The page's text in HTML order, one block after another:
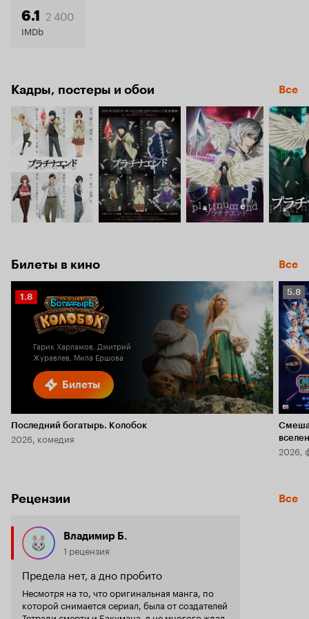
6.1 2 400
IMDb
Кадры, постеры и обои Все
Билеты в кино Все
Билеты
Рейтинг
Кинопоиска
1.8
Гарик Харламов, Дмитрий
Журавлев, Мила Ершова
Последний богатырь. Колобок
2026, комедия
5.8
5.8
2026,
Рецензии Все
Владимир Б.
1 рецензия
Предела нет, а дно пробито
Несмотря на то, что оригинальная манга, по
которой снимается сериал, была от создателей